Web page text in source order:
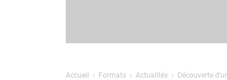
Accueil Formats Actualités Découverte